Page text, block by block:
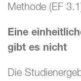
Methode (EF
Eine
gibt es nicht
Die